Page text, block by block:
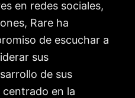
en redes sociales,
Rare ha
de escuchar a
sus
de sus
centrado en la